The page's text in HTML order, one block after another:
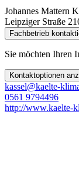
Johannes Mattern
Leipziger Straße
Fachbetrieb
Sie möchten Ihren
Kontaktoptionen
kassel@kaelte-
0561 9794496
http://www.kaelte-